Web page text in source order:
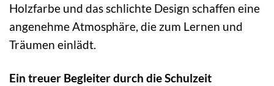
Holzfarbe und das schlichte Design schaffen eine
angenehme Atmosphäre, die zum Lernen und
Träumen einlädt.
Ein treuer Begleiter durch die Schulzeit